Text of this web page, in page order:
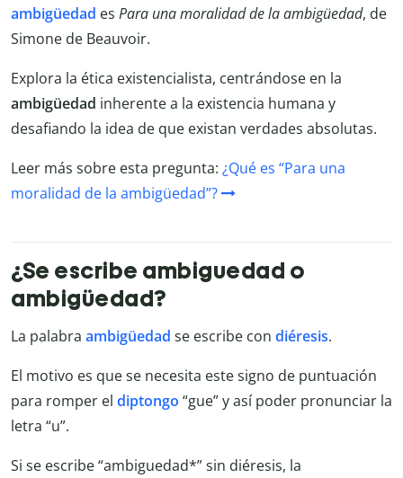
ambigüedad es Para una moralidad de la ambigüedad, de
Simone de Beauvoir.
Explora la ética existencialista, centrándose en la
ambigüedad inherente a la existencia humana y
desafiando la idea de que existan verdades absolutas.
Leer más sobre esta pregunta: ¿Qué es “Para una
moralidad de la ambigüedad”?
¿Se escribe ambiguedad o
ambigüedad?
La palabra ambigüedad se escribe con diéresis.
El motivo es que se necesita este signo de puntuación
para romper el diptongo “gue” y así poder pronunciar la
letra “u”.
Si se escribe “ambiguedad*” sin diéresis, la